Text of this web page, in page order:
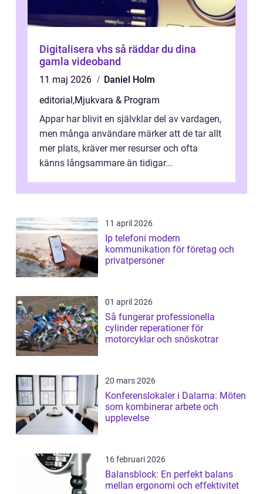
Digitalisera vhs så räddar du dina
gamla videoband
11 maj 2026
Daniel Holm
editorial ,Mjukvara & Program
Appar har blivit en självklar del av vardagen,
men många användare märker att de tar allt
mer plats, kräver mer resurser och ofta
känns långsammare än tidigar...
11 april 2026
Ip telefoni modern
kommunikation för företag och
privatpersoner
01 april 2026
Så fungerar professionella
cylinder reperationer för
motorcyklar och snöskotrar
20 mars 2026
Konferenslokaler i Dalarna: Möten
som kombinerar arbete och
upplevelse
16 februari 2026
Balansblock: En perfekt balans
mellan ergonomi och effektivitet